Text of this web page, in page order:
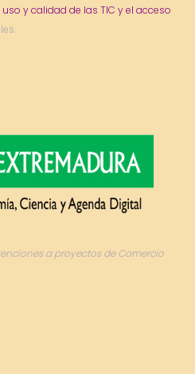
y calidad de las TIC y el acceso
a proyectos de Comercio